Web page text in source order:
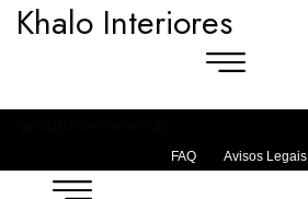
Khalo Interiores
FAQ
Avisos Legais